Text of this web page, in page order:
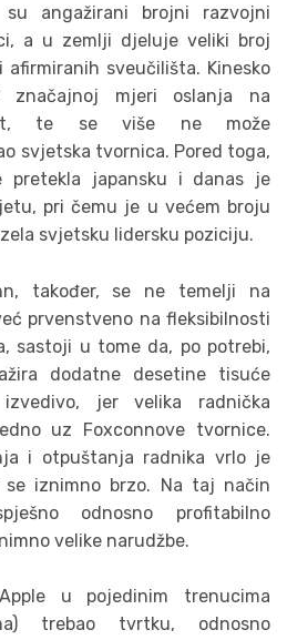
angažirani brojni razvojni
a u zemlji djeluje veliki broj
sveučilišta. Kinesko
mjeri oslanja na
te se više ne može
svjetska tvornica. Pored toga,
pretekla japansku i danas je
pri čemu je u većem broju
svjetsku lidersku poziciju.
također, se ne temelji na
prvenstveno na fleksibilnosti
sastoji u tome da, po potrebi,
dodatne desetine tisuće
jer velika radnička
uz Foxconnove tvornice.
i otpuštanja radnika vrlo je
iznimno brzo. Na taj način
odnosno profitabilno
velike narudžbe.
u pojedinim trenucima
trebao tvrtku, odnosno